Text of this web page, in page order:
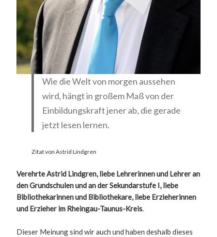
Wie die Welt von morgen aussehen
wird, hängt in großem Maß von der
Einbildungskraft jener ab, die gerade
jetzt lesen lernen.
Zitat von Astrid Lindgren
Verehrte Astrid Lindgren, liebe Lehrerinnen und Lehrer an
den Grundschulen und an der Sekundarstufe I, liebe
Bibliothekarinnen und Bibliothekare, liebe Erzieherinnen
und Erzieher im Rheingau-Taunus-Kreis.
Dieser Meinung sind wir auch und haben deshalb dieses